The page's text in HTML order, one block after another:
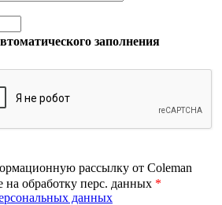
заполнения
рассылку от Coleman
на обработку перс. данных *
данных